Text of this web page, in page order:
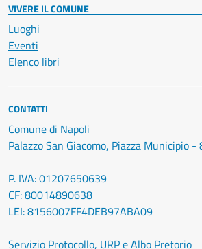
VIVERE IL COMUNE
Luoghi
Eventi
Elenco libri
CONTATTI
Comune di Napoli
Palazzo San Giacomo, Piazza Municipio -
P. IVA: 01207650639
CF: 80014890638
LEI: 8156007FF4DEB97ABA09
Servizio Protocollo, URP e Albo Pretorio